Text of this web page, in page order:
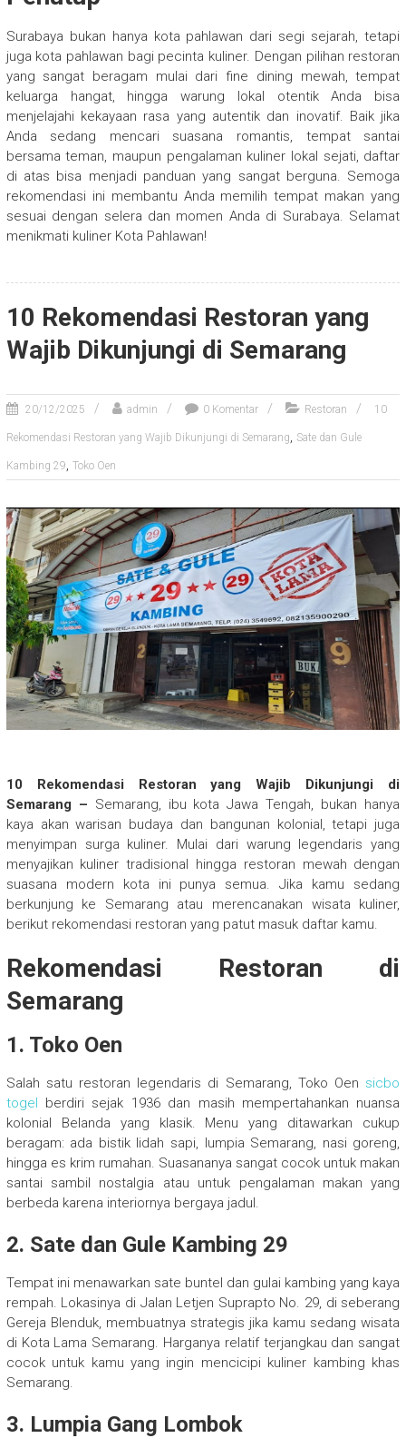
Surabaya bukan hanya kota pahlawan dari segi sejarah, tetapi
juga kota pahlawan bagi pecinta kuliner. Dengan pilihan restoran
yang sangat beragam mulai dari fine dining mewah, tempat
keluarga hangat, hingga warung lokal otentik Anda bisa
menjelajahi kekayaan rasa yang autentik dan inovatif. Baik jika
Anda sedang mencari suasana romantis, tempat santai
bersama teman, maupun pengalaman kuliner lokal sejati, daftar
di atas bisa menjadi panduan yang sangat berguna. Semoga
rekomendasi ini membantu Anda memilih tempat makan yang
sesuai dengan selera dan momen Anda di Surabaya. Selamat
menikmati kuliner Kota Pahlawan!
10 Rekomendasi Restoran yang
Wajib Dikunjungi di Semarang
20/12/2025 admin 0 Komentar Restoran 10
Rekomendasi Restoran yang Wajib Dikunjungi di Semarang, Sate dan Gule
Kambing 29, Toko Oen
10 Rekomendasi Restoran yang Wajib Dikunjungi di
Semarang – Semarang, ibu kota Jawa Tengah, bukan hanya
kaya akan warisan budaya dan bangunan kolonial, tetapi juga
menyimpan surga kuliner. Mulai dari warung legendaris yang
menyajikan kuliner tradisional hingga restoran mewah dengan
suasana modern kota ini punya semua. Jika kamu sedang
berkunjung ke Semarang atau merencanakan wisata kuliner,
berikut rekomendasi restoran yang patut masuk daftar kamu.
Rekomendasi Restoran di
Semarang
1. Toko Oen
Salah satu restoran legendaris di Semarang, Toko Oen sicbo
togel berdiri sejak 1936 dan masih mempertahankan nuansa
kolonial Belanda yang klasik. Menu yang ditawarkan cukup
beragam: ada bistik lidah sapi, lumpia Semarang, nasi goreng,
hingga es krim rumahan. Suasananya sangat cocok untuk makan
santai sambil nostalgia atau untuk pengalaman makan yang
berbeda karena interiornya bergaya jadul.
2. Sate dan Gule Kambing 29
Tempat ini menawarkan sate buntel dan gulai kambing yang kaya
rempah. Lokasinya di Jalan Letjen Suprapto No. 29, di seberang
Gereja Blenduk, membuatnya strategis jika kamu sedang wisata
di Kota Lama Semarang. Harganya relatif terjangkau dan sangat
cocok untuk kamu yang ingin mencicipi kuliner kambing khas
Semarang.
3. Lumpia Gang Lombok